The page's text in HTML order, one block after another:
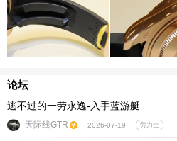
论坛
逃不过的一劳永逸-入手蓝游艇
天际线GTR 2026-07-19 劳力士